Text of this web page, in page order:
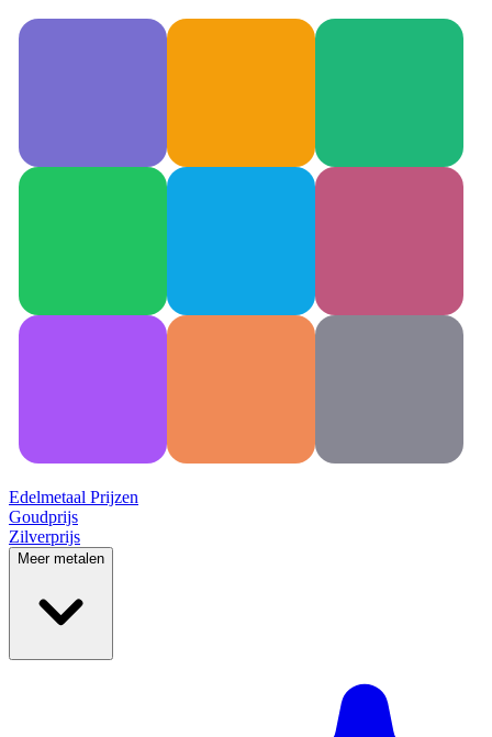
Edelmetaal Prijzen
Goudprijs
Zilverprijs
Meer metalen